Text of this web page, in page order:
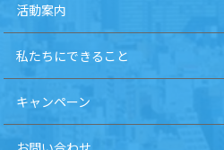
活動案内
私たちにできること
キャンペーン